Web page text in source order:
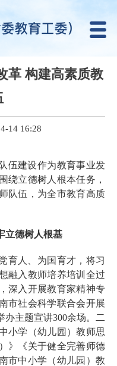
革 构建高素质教
14 16:28
伍建设作为教育事业发
绕立德树人根本任务，
队伍，为全市教育高质
立德树人根基
育人、为国育才，将习
融入教师培养培训全过
深入开展教育家精神专
市社会科学联合会开展
办主题宣讲300余场。二
小学（幼儿园）教师思
》《关于健全完善师德
市中小学（幼儿园）教